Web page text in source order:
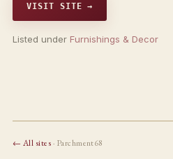
VISIT SITE →
Listed under Furnishings & Decor
← All sites· Parchment68